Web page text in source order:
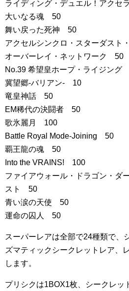
ライディング・デュエル！アク
大いなる魂 50
舞い戻った死神 50
アクセルシンクロ・スターダス
オーバーレイ・ネットワーク 50
No.39 希望皇ホープ・ライジング
冀望郷-バリアン- 10
竜皇神話 50
EM稀代の決闘者 50
歌氷麗月 100
Battle Royal Mode-Joining 50
覇王龍の魂 50
Into the VRAINS! 100
ファイアウォール・ドラゴン・ダ
スト 50
青い涙の天使 50
運命の囚人 50
スーパーレアは全部で24種類で、
ズマティックシークレットレア、
します。
プリシクは1BOX1枚、シークレッ